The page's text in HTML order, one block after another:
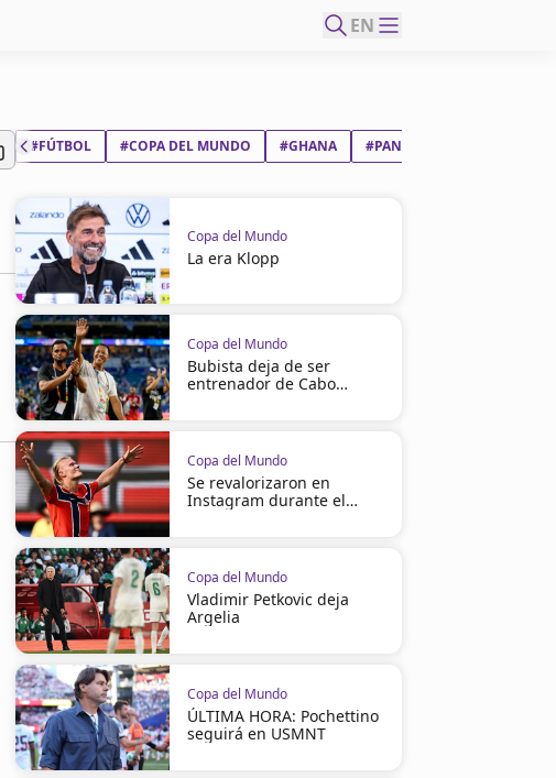
EN
#FÚTBOL #COPA DEL MUNDO #GHANA #PANAMÁ
Copa del Mundo
La era Klopp
Copa del Mundo
Bubista deja de ser
entrenador de Cabo
Copa del Mundo
Se revalorizaron en
Instagram durante el
Copa del Mundo
Vladimir Petkovic deja
Argelia
Copa del Mundo
ÚLTIMA HORA: Pochettino
seguirá en USMNT